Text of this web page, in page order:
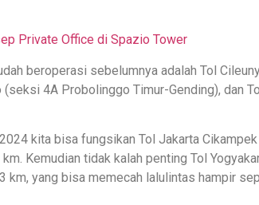
Private Office di Spazio Tower
beroperasi sebelumnya adalah Tol
4A Probolinggo Timur-Gending), dan
kita bisa fungsikan Tol Jakarta
Kemudian tidak kalah penting Tol
km, yang bisa memecah lalulintas hampir